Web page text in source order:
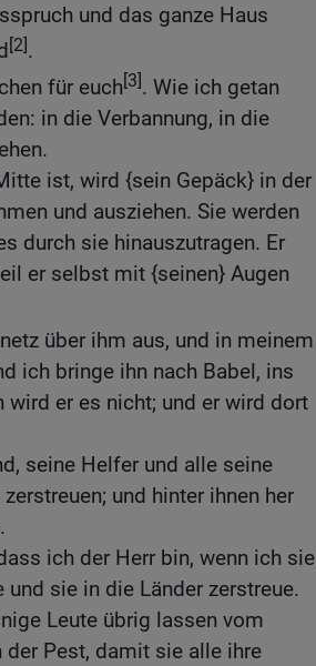
und das ganze Haus
[2].
für euch[3]. Wie ich getan
in die Verbannung, in die
ist, wird {sein Gepäck} in der
und ausziehen. Sie werden
durch sie hinauszutragen. Er
er selbst mit {seinen} Augen
über ihm aus, und in meinem
ich bringe ihn nach Babel, ins
wird er es nicht; und er wird dort
seine Helfer und alle seine
und hinter ihnen her
ich der Herr bin, wenn ich sie
sie in die Länder zerstreue.
Leute übrig lassen vom
der Pest, damit sie alle ihre